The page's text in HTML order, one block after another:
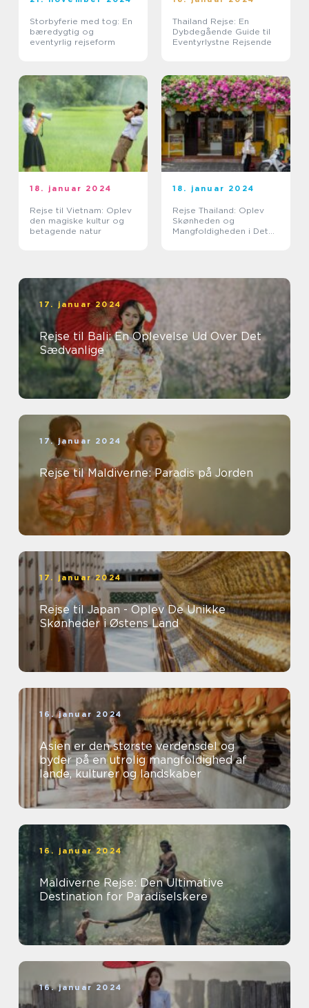
Storbyferie med tog: En
bæredygtig og
eventyrlig rejseform
Thailand Rejse: En
Dybdegående Guide til
Eventyrlystne Rejsende
18. januar 2024
Rejse til Vietnam: Oplev
den magiske kultur og
betagende natur
18. januar 2024
Rejse Thailand: Oplev
Skønheden og
Mangfoldigheden i Det
17. januar 2024
Rejse til Bali: En Oplevelse Ud Over Det
Sædvanlige
17. januar 2024
Rejse til Maldiverne: Paradis på Jorden
17. januar 2024
Rejse til Japan - Oplev De Unikke
Skønheder i Østens Land
16. januar 2024
Asien er den største verdensdel og
byder på en utrolig mangfoldighed af
lande, kulturer og landskaber
16. januar 2024
Maldiverne Rejse: Den Ultimative
Destination for Paradiselskere
16. januar 2024